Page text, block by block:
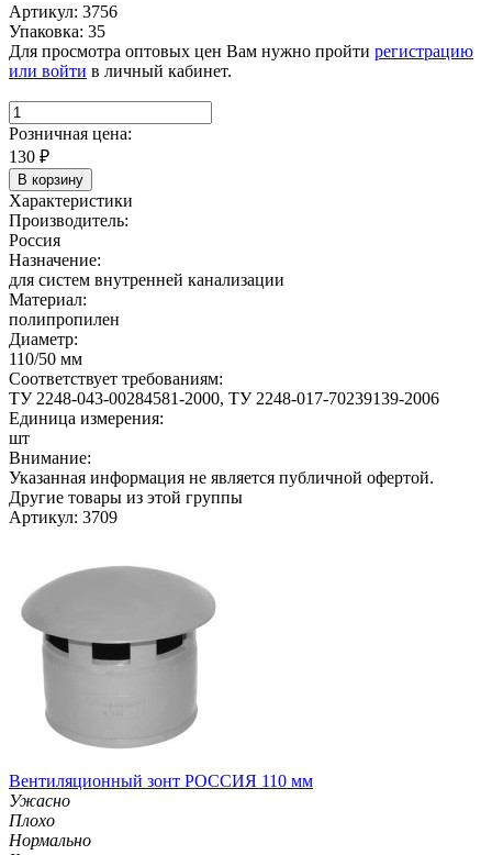
Артикул: 3756
Упаковка: 35
Для просмотра оптовых цен Вам нужно пройти регистрацию
или войти в личный кабинет.
Розничная цена:
130 ₽
В корзину
Характеристики
Производитель:
Россия
Назначение:
для систем внутренней канализации
Материал:
полипропилен
Диаметр:
110/50 мм
Соответствует требованиям:
ТУ 2248-043-00284581-2000, ТУ 2248-017-70239139-2006
Единица измерения:
шт
Внимание:
Указанная информация не является публичной офертой.
Другие товары из этой группы
Артикул: 3709
Вентиляционный зонт РОССИЯ 110 мм
Ужасно
Плохо
Нормально